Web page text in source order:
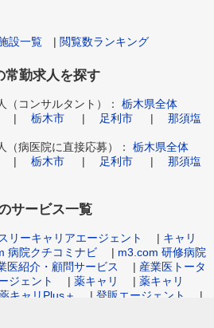
設一覧 | 閲覧数ランキング
常勤求人を探す
（コンサルタント）： 栃木県全体
| 栃木市 | 足利市 | 那須塩
（病医院に直接応募）： 栃木県全体
| 栃木市 | 足利市 | 那須塩
サービス一覧
リーキャリアエージェント | キャリ
病院クチコミナビ | m3.com 研修病院
医紹介・顧問サービス | 産業医トータ
ジェント | 薬キャリ | 薬キャリ
キャリPlus＋ | 登販エージェント
|